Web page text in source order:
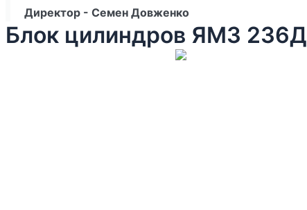
Директор - Семен Довженко
Блок цилиндров ЯМЗ 236Д